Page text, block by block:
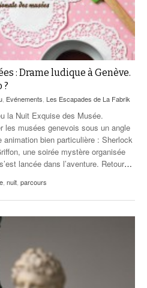
: Drame ludique à Genève.
?
, Evénements, Les Escapades de La Fabrik
la Nuit Exquise des Musée.
les musées genevois sous un angle
animation bien particulière : Sherlock
une soirée mystère organisée
lancée dans l’aventure. Retour…
, nuit, parcours